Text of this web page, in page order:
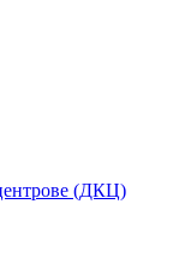
(ДКЦ)